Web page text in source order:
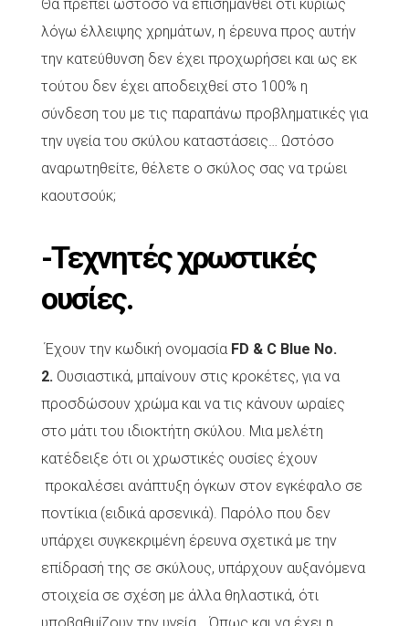
Θα πρέπει ωστόσο να επισημανθεί ότι κυρίως
λόγω έλλειψης χρημάτων, η έρευνα προς αυτήν
την κατεύθυνση δεν έχει προχωρήσει και ως εκ
τούτου δεν έχει αποδειχθεί στο 100% η
σύνδεση του με τις παραπάνω προβληματικές για
την υγεία του σκύλου καταστάσεις… Ωστόσο
αναρωτηθείτε, θέλετε ο σκύλος σας να τρώει
καουτσούκ;
-Τεχνητές χρωστικές
ουσίες.
Έχουν την κωδική ονομασία FD & C Blue No.
2. Ουσιαστικά, μπαίνουν στις κροκέτες, για να
προσδώσουν χρώμα και να τις κάνουν ωραίες
στο μάτι του ιδιοκτήτη σκύλου. Μια μελέτη
κατέδειξε ότι οι χρωστικές ουσίες έχουν
προκαλέσει ανάπτυξη όγκων στον εγκέφαλο σε
ποντίκια (ειδικά αρσενικά). Παρόλο που δεν
υπάρχει συγκεκριμένη έρευνα σχετικά με την
επίδρασή της σε σκύλους, υπάρχουν αυξανόμενα
στοιχεία σε σχέση με άλλα θηλαστικά, ότι